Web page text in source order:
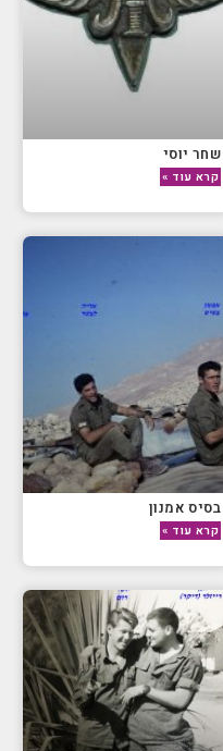
שחר יוסי
קרא עוד »
בסיס אמנון
קרא עוד »